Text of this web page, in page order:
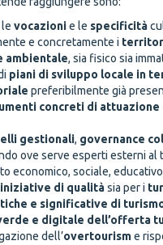
levocazionie le specificità
e concretamente i
ambientale, sia fisico sia
piani di sviluppo locale in
preferibilmente già
concreti di
gestionali, governance
ove serve esperti esterni al
economico, sociale,
di qualitàsia per i
e significative di
e digitale dell’offerta
dell’overtourisme